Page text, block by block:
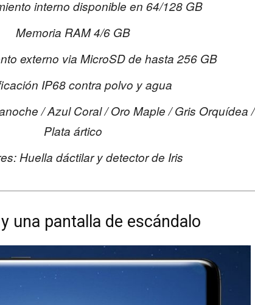
interno disponible en 64/128 GB
Memoria RAM 4/6 GB
externo via MicroSD de hasta 256 GB
IP68 contra polvo y agua
/ Azul Coral / Oro Maple / Gris Orquídea /
Plata ártico
Huella dáctilar y detector de Iris
una pantalla de escándalo